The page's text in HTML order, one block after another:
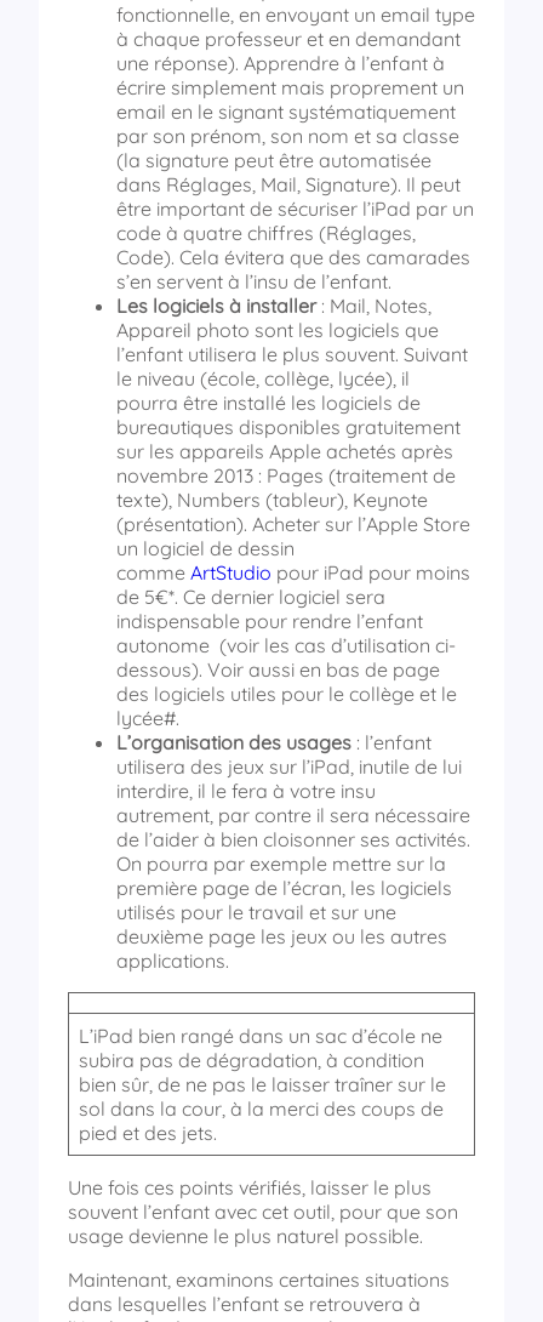
fonctionnelle, en envoyant un email type
à chaque professeur et en demandant
une réponse). Apprendre à l’enfant à
écrire simplement mais proprement un
email en le signant systématiquement
par son prénom, son nom et sa classe
(la signature peut être automatisée
dans Réglages, Mail, Signature). Il peut
être important de sécuriser l’iPad par un
code à quatre chiffres (Réglages,
Code). Cela évitera que des camarades
s’en servent à l’insu de l’enfant.
Les logiciels à installer: Mail, Notes,
Appareil photo sont les logiciels que
l’enfant utilisera le plus souvent. Suivant
le niveau (école, collège, lycée), il
pourra être installé les logiciels de
bureautiques disponibles gratuitement
sur les appareils Apple achetés après
novembre 2013 : Pages (traitement de
texte), Numbers (tableur), Keynote
(présentation). Acheter sur l’Apple Store
un logiciel de dessin
comme ArtStudio pour iPad pour moins
de 5€*. Ce dernier logiciel sera
indispensable pour rendre l’enfant
autonome (voir les cas d’utilisation ci-
dessous). Voir aussi en bas de page
des logiciels utiles pour le collège et le
lycée#.
L’organisation des usages : l’enfant
utilisera des jeux sur l’iPad, inutile de lui
interdire, il le fera à votre insu
autrement, par contre il sera nécessaire
de l’aider à bien cloisonner ses activités.
On pourra par exemple mettre sur la
première page de l’écran, les logiciels
utilisés pour le travail et sur une
deuxième page les jeux ou les autres
applications.
L’iPad bien rangé dans un sac d’école ne
subira pas de dégradation, à condition
bien sûr, de ne pas le laisser traîner sur le
sol dans la cour, à la merci des coups de
pied et des jets.
Une fois ces points vérifiés, laisser le plus
souvent l’enfant avec cet outil, pour que son
usage devienne le plus naturel possible.
Maintenant, examinons certaines situations
dans lesquelles l’enfant se retrouvera à